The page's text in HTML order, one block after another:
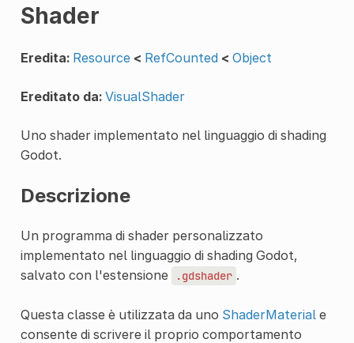
Shader
Eredita: Resource < RefCounted < Object
Ereditato da: VisualShader
Uno shader implementato nel linguaggio di shading
Godot.
Descrizione
Un programma di shader personalizzato
implementato nel linguaggio di shading Godot,
salvato con l'estensione
.gdshader .
Questa classe è utilizzata da uno ShaderMateriale
consente di scrivere il proprio comportamento